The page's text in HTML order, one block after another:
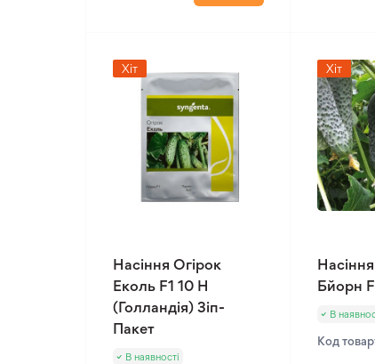
Хіт
Насіння Огірок
Еколь F1 10 Н
(Голландія) Зіп-
Пакет
В наявності
Хіт
Бйорн
В
Код